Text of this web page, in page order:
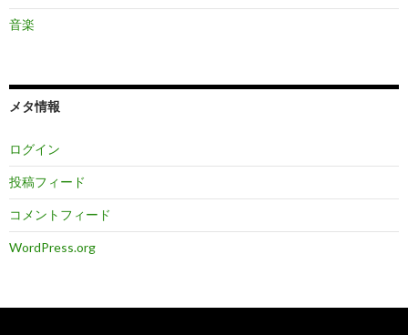
音楽
メタ情報
ログイン
投稿フィード
コメントフィード
WordPress.org